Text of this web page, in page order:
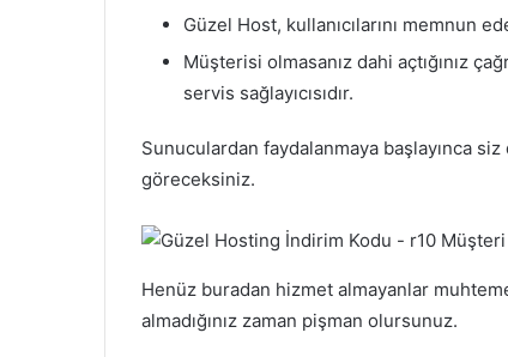
Güzel Host, kullanıcılarını memnun
Müşterisi olmasanız dahi açtığınız
servis sağlayıcısıdır.
Sunuculardan faydalanmaya başlayınca
göreceksiniz.
Henüz buradan hizmet almayanlar
almadığınız zaman pişman olursunuz.